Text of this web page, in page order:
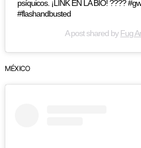
psíquicos. ¡LINK EN LA BIO! ????
#flashandbusted
A post shared byFug
MÉXICO